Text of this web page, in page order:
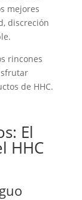
mejores
discreción
rincones
de HHC.
El
HHC